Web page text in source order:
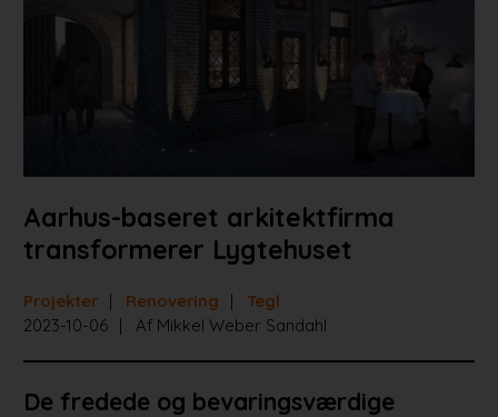
Portrætter
Jobportal
Aarhus-baseret arkitektfirma
transformerer Lygtehuset
Projekter Renovering
Tegl
2023-10-06
Af Mikkel Weber Sandahl
De fredede og bevaringsværdige